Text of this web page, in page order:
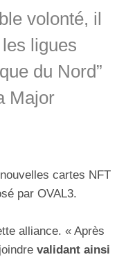
volonté, il
ligues
du Nord”
Major
cartes NFT
par OVAL3.
alliance. « Après
validant ainsi